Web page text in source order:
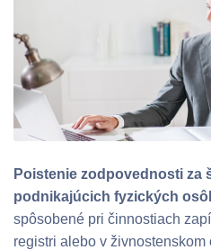
Poistenie zodpovednosti
podnikajúcich fyzických
spôsobené pri činnostiach
registri alebo v